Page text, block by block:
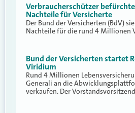
Verbraucherschützer
Nachteile für Versicherte
Der Bund der Versicherten (BdV)
Nachteile für die rund 4 Millionen
Bund der Versicherten startet
Viridium
Rund 4 Millionen
Generali an die
verkaufen. Der